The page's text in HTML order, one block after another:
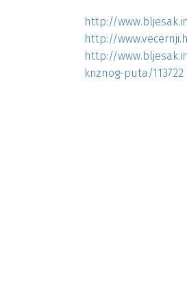
http://
http://
http://
kriznog-puta/113722